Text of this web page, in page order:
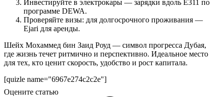
Инвестируйте в электрокары — зарядки вдоль E311 по
программе DEWA.
Проверяйте визы: для долгосрочного проживания —
Ejari для аренды.
Шейх Мохаммед бин Заид Роуд — символ прогресса Дубая,
где жизнь течет ритмично и перспективно. Идеальное место
для тех, кто ценит скорость, удобство и рост капитала.
[quizle name="6967e274c2c2e"]
Оцените статью